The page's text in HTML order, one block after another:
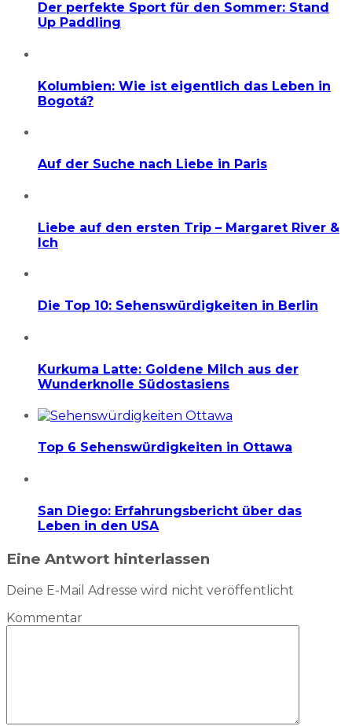
Der perfekte Sport für den Sommer: Stand
Up Paddling
Kolumbien: Wie ist eigentlich das Leben in
Bogotá?
Auf der Suche nach Liebe in Paris
Liebe auf den ersten Trip – Margaret River &
Ich
Die Top 10: Sehenswürdigkeiten in Berlin
Kurkuma Latte: Goldene Milch aus der
Wunderknolle Südostasiens
Top 6 Sehenswürdigkeiten in Ottawa
San Diego: Erfahrungsbericht über das
Leben in den USA
Eine Antwort hinterlassen
Deine E-Mail Adresse wird nicht veröffentlicht
Kommentar